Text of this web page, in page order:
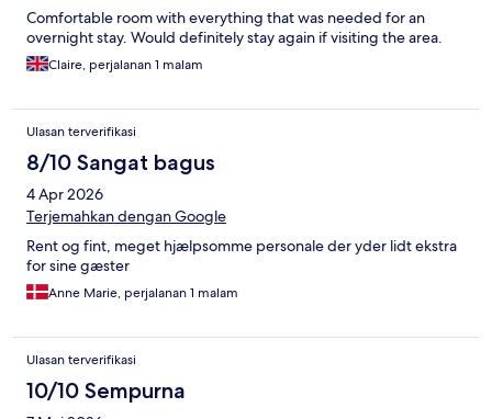
Comfortable room with everything that was needed for an
overnight stay. Would definitely stay again if visiting the area.
Claire, perjalanan 1 malam
Ulasan terverifikasi
8/10 Sangat bagus
4 Apr 2026
Terjemahkan dengan Google
Rent og fint, meget hjælpsomme personale der yder lidt ekstra
for sine gæster
Anne Marie, perjalanan 1 malam
Ulasan terverifikasi
10/10 Sempurna